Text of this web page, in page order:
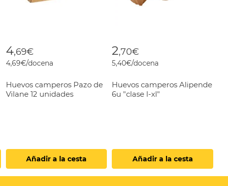
4,69€
4,69€/docena
Huevos camperos Pazo de
Vilane 12 unidades
Añadir a la cesta
2,70€
5,40€/docena
Huevos camperos Alipende
6u "clase l-xl"
Añadir a la cesta